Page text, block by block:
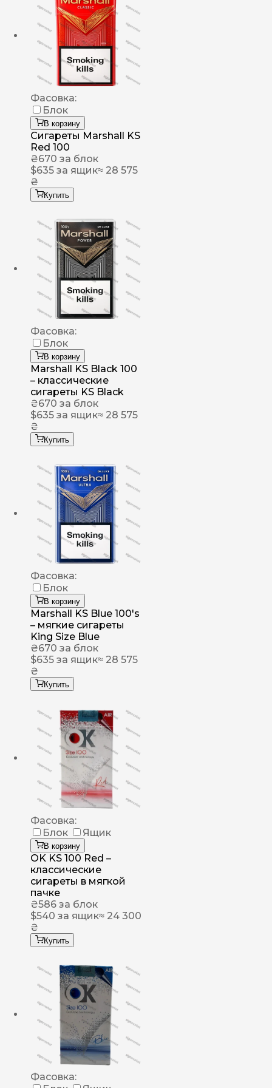
Фасовка:
Блок
В корзину
Сигареты Marshall KS
Red 100
₴670 за блок
$635 за ящик≈ 28 575
₴
Купить
Фасовка:
Блок
В корзину
Marshall KS Black 100
– классические
сигареты KS Black
₴670 за блок
$635 за ящик≈ 28 575
₴
Купить
Фасовка:
Блок
В корзину
Marshall KS Blue 100's
– мягкие сигареты
King Size Blue
₴670 за блок
$635 за ящик≈ 28 575
₴
Купить
Фасовка:
Блок
Ящик
В корзину
OK KS 100 Red –
классические
сигареты в мягкой
пачке
₴586 за блок
$540 за ящик≈ 24 300
₴
Купить
Фасовка: